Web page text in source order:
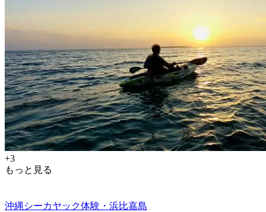
+3
もっと見る
沖縄シーカヤック体験・浜比嘉島